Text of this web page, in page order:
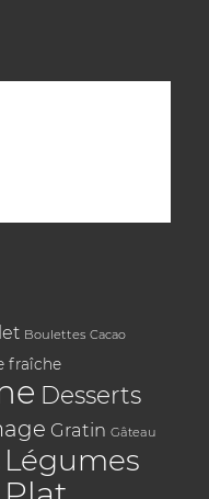
Boulettes Cacao
fraîche
Desserts
Gratin Gâteau
Légumes